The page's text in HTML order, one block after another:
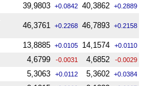
39,9803 +0.0842 40,3862 +0.2889
46,3761 +0.2268 46,7893 +0.2158
13,8885 +0.0105 14,1574 +0.0110
4,6799 -0.0031 4,6852 -0.0029
5,3063 +0.0112 5,3602 +0.0384